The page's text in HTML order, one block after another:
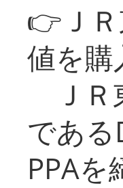
👉Ｊ
値を
ＪＲ
であ
PPA